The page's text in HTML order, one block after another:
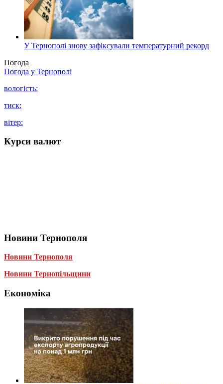
У Тернополі знову зафіксували температурний рекорд
Погода
Погода у Тернополі
вологість:
тиск:
вітер:
Курси валют
Новини Тернополя
Новини Тернополя
Новини Тернопільщини
Економіка